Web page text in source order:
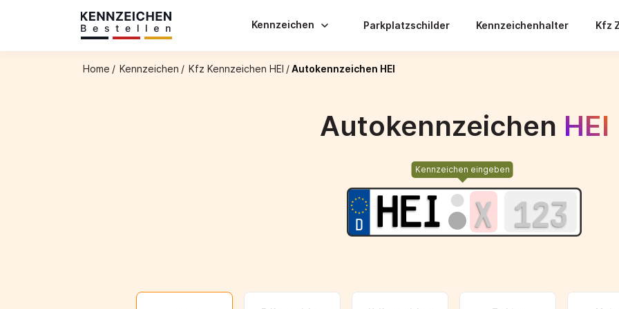
Kennzeichen Parkplatzschilder Kennzeichenhalter Kfz
Home / Kennzeichen / Kfz Kennzeichen HEI /Autokennzeichen HEI
Autokennzeichen HEI
Kennzeichen eingeben